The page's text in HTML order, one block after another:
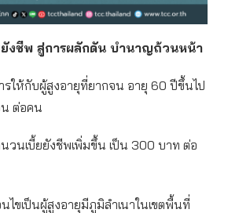
ยังชีพ สู่การผลักดัน บำนาญถ้วนหน้า
ให้กับผู้สูงอายุที่ยากจน อายุ 60 ปีขึ้นไป
ต่อคน
นเบี้ยยังชีพเพิ่มขึ้น เป็น 300 บาท ต่อ
ไขเป็นผู้สูงอายุมีภูมิลำเนาในเขตพื้นที่